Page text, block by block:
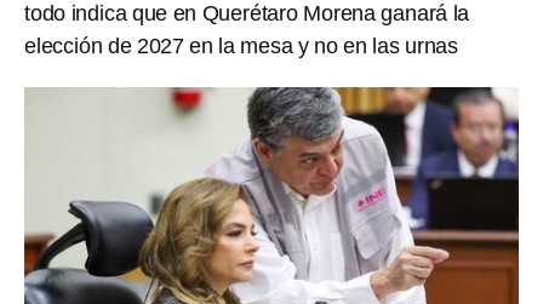
todo indica que en Querétaro Morena ganará la
elección de 2027 en la mesa y no en las urnas